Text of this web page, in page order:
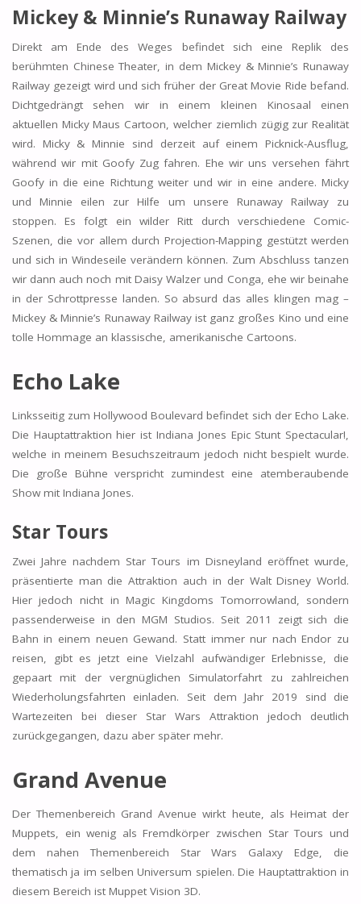
Mickey & Minnie’s Runaway Railway
Direkt am Ende des Weges befindet sich eine Replik des
berühmten Chinese Theater, in dem Mickey & Minnie’s Runaway
Railway gezeigt wird und sich früher der Great Movie Ride befand.
Dichtgedrängt sehen wir in einem kleinen Kinosaal einen
aktuellen Micky Maus Cartoon, welcher ziemlich zügig zur Realität
wird. Micky & Minnie sind derzeit auf einem Picknick-Ausflug,
während wir mit Goofy Zug fahren. Ehe wir uns versehen fährt
Goofy in die eine Richtung weiter und wir in eine andere. Micky
und Minnie eilen zur Hilfe um unsere Runaway Railway zu
stoppen. Es folgt ein wilder Ritt durch verschiedene Comic-
Szenen, die vor allem durch Projection-Mapping gestützt werden
und sich in Windeseile verändern können. Zum Abschluss tanzen
wir dann auch noch mit Daisy Walzer und Conga, ehe wir beinahe
in der Schrottpresse landen. So absurd das alles klingen mag –
Mickey & Minnie’s Runaway Railway ist ganz großes Kino und eine
tolle Hommage an klassische, amerikanische Cartoons.
Echo Lake
Linksseitig zum Hollywood Boulevard befindet sich der Echo Lake.
Die Hauptattraktion hier ist Indiana Jones Epic Stunt Spectacular!,
welche in meinem Besuchszeitraum jedoch nicht bespielt wurde.
Die große Bühne verspricht zumindest eine atemberaubende
Show mit Indiana Jones.
Star Tours
Zwei Jahre nachdem Star Tours im Disneyland eröffnet wurde,
präsentierte man die Attraktion auch in der Walt Disney World.
Hier jedoch nicht in Magic Kingdoms Tomorrowland, sondern
passenderweise in den MGM Studios. Seit 2011 zeigt sich die
Bahn in einem neuen Gewand. Statt immer nur nach Endor zu
reisen, gibt es jetzt eine Vielzahl aufwändiger Erlebnisse, die
gepaart mit der vergnüglichen Simulatorfahrt zu zahlreichen
Wiederholungsfahrten einladen. Seit dem Jahr 2019 sind die
Wartezeiten bei dieser Star Wars Attraktion jedoch deutlich
zurückgegangen, dazu aber später mehr.
Grand Avenue
Der Themenbereich Grand Avenue wirkt heute, als Heimat der
Muppets, ein wenig als Fremdkörper zwischen Star Tours und
dem nahen Themenbereich Star Wars Galaxy Edge, die
thematisch ja im selben Universum spielen. Die Hauptattraktion in
diesem Bereich ist Muppet Vision 3D.